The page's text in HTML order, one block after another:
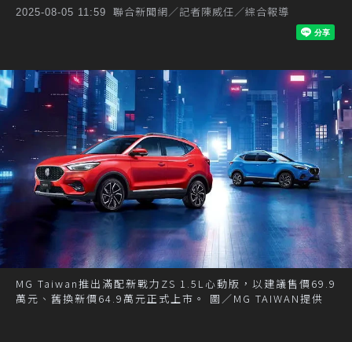
2025-08-05 11:59 聯合新聞網／記者陳威任／綜合報導
MG Taiwan推出滿配新戰力ZS 1.5L心動版，以建議售價69.9
萬元、舊換新價64.9萬元正式上市。 圖／MG TAIWAN提供